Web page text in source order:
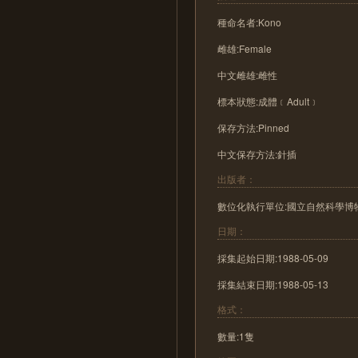
種命名者:Kono
雌雄:Female
中文雌雄:雌性
標本狀態:成體﹝Adult﹞
保存方法:Pinned
中文保存方法:針插
出版者：
數位化執行單位:國立自然科學
日期：
採集起始日期:1988-05-09
採集結束日期:1988-05-13
格式：
數量:1隻